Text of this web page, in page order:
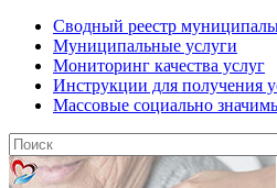
Сводный реестр
Муниципальные услуги
Мониторинг качества услуг
Инструкции для получения
Массовые социально